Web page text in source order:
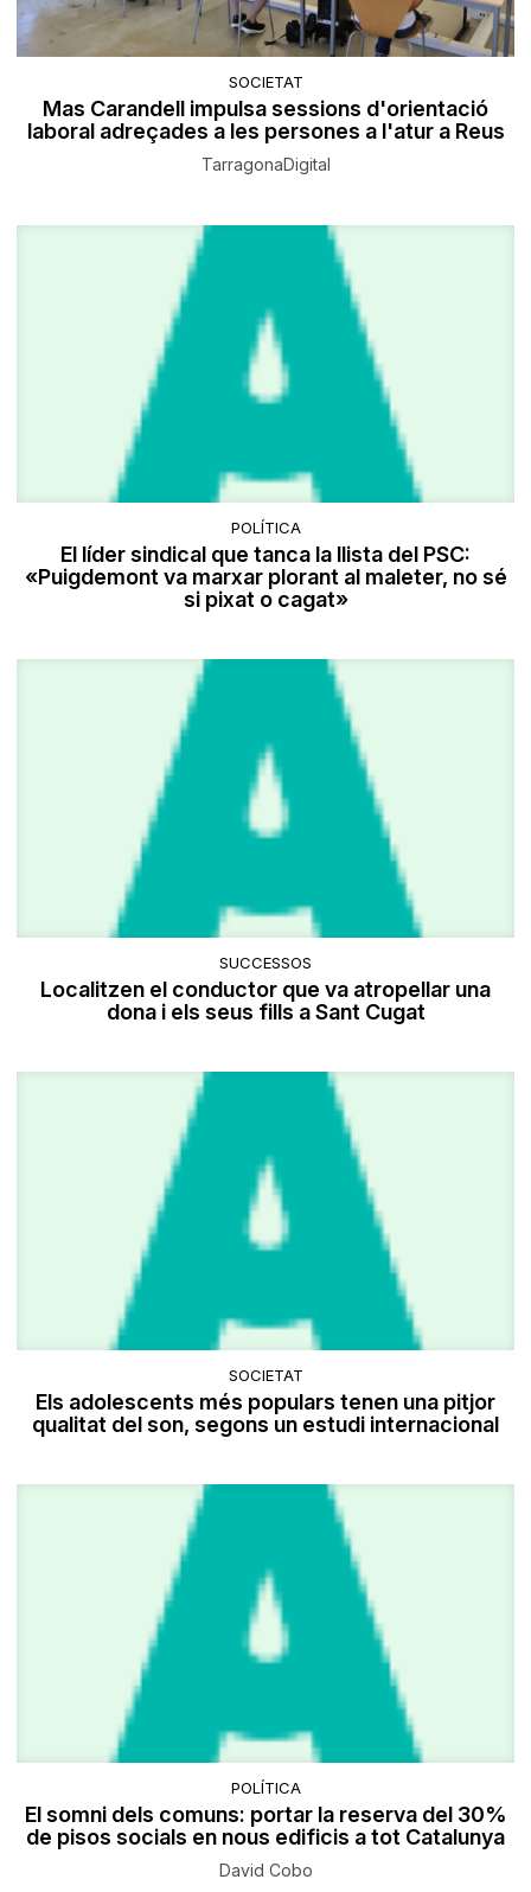
SOCIETAT
Mas Carandell impulsa sessions d'orientació
laboral adreçades a les persones a l'atur a Reus
TarragonaDigital
POLÍTICA
El líder sindical que tanca la llista del PSC:
«Puigdemont va marxar plorant al maleter, no sé
si pixat o cagat»
SUCCESSOS
Localitzen el conductor que va atropellar una
dona i els seus fills a Sant Cugat
SOCIETAT
Els adolescents més populars tenen una pitjor
qualitat del son, segons un estudi internacional
POLÍTICA
El somni dels comuns: portar la reserva del 30%
de pisos socials en nous edificis a tot Catalunya
David Cobo